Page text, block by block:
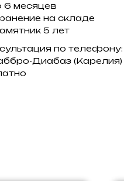
6 месяцев
на складе
5 лет
по телефону:
Диабаз (Карелия)